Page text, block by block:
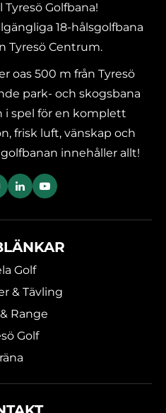
Golf
& Tävling
Range
Golf
Golfbana!
18-hålsgolfbana
Tyresö Centrum.
oas 500 m från Tyresö
park- och skogsbana
spel för en komplett
frisk luft, vänskap och
innehåller allt!